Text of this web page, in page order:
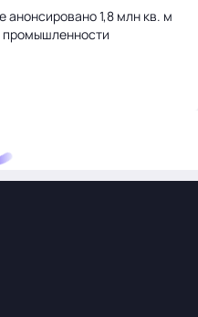
анонсировано 1,8 млн кв. м
промышленности